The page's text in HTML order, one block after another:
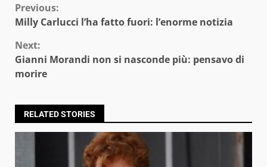
Continue
Reading
Previous:
Milly Carlucci l’ha fatto fuori: l’enorme notizia
Next:
Gianni Morandi non si nasconde più: pensavo di
morire
RELATED STORIES